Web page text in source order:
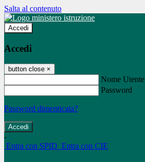
Salta al contenuto
Accedi
Accedi
button close ×
Nome Utente
Password
Password dimenticata?
-
Entra con SPID Entra con CIE